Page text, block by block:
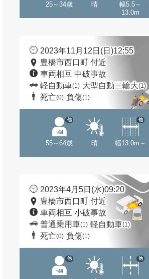
25～34歳 晴
幅5.5～
13.0m
2023年11月12日(日)12:55
豊橋市西口町 付近
車両相互 中破事故
軽自動車(1) 大型自動二輪大(1)
死亡(0) 負傷(1)
55～64歳
他
晴 幅13.0m～
他
2023年4月5日(水)09:20
豊橋市西口町 付近
車両相互 小破事故
普通乗用車(1) 軽自動車(1)
死亡(0) 負傷(1)
他 他